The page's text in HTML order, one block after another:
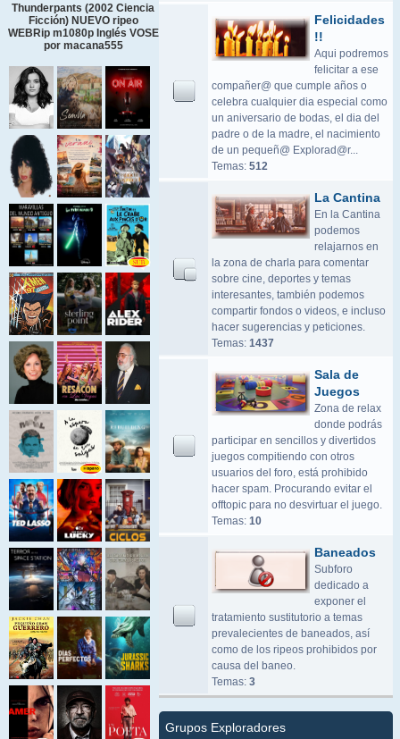
Thunderpants (2002 Ciencia
Ficción) NUEVO ripeo
WEBRip m1080p Inglés VOSE
por macana555
Felicidades
!!
Aqui podremos
felicitar a ese
compañer@ que cumple años o
celebra cualquier dia especial como
un aniversario de bodas, el dia del
padre o de la madre, el nacimiento
de un pequeñ@ Explorad@r...
Temas: 512
La Cantina
En la Cantina
podemos
relajarnos en
la zona de charla para comentar
sobre cine, deportes y temas
interesantes, también podemos
compartir fondos o videos, e incluso
hacer sugerencias y peticiones.
Temas: 1437
Sala de
Juegos
Zona de relax
donde podrás
participar en sencillos y divertidos
juegos compitiendo con otros
usuarios del foro, está prohibido
hacer spam. Procurando evitar el
offtopic para no desvirtuar el juego.
Temas: 10
Baneados
Subforo
dedicado a
exponer el
tratamiento sustitutorio a temas
prevalecientes de baneados, así
como de los ripeos prohibidos por
causa del baneo.
Temas: 3
Grupos Exploradores